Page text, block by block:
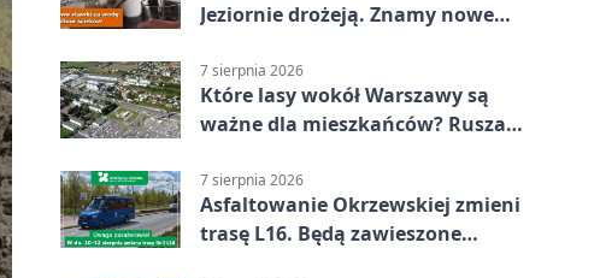
Jeziornie drożeją. Znamy nowe
7 sierpnia 2026
Które lasy wokół Warszawy są
ważne dla mieszkańców? Rusza
7 sierpnia 2026
Asfaltowanie Okrzewskiej zmieni
trasę L16. Będą zawieszone